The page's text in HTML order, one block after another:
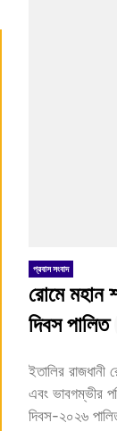
প্রবাস সংবাদ
রোমে মহান
দিবস পালিত
ইতালির রাজধানী
এবং ভাবগম্ভীর
দিবস-২০২৬